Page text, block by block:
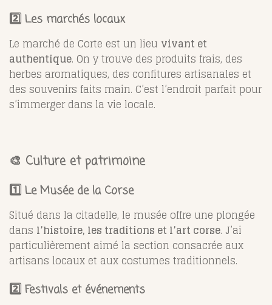
2️⃣ Les marchés locaux
Le marché de Corte est un lieu vivant et
authentique. On y trouve des produits frais, des
herbes aromatiques, des confitures artisanales et
des souvenirs faits main. C’est l’endroit parfait pour
s’immerger dans la vie locale.
🎨 Culture et patrimoine
1️⃣ Le Musée de la Corse
Situé dans la citadelle, le musée offre une plongée
dans l’histoire, les traditions et l’art corse. J’ai
particulièrement aimé la section consacrée aux
artisans locaux et aux costumes traditionnels.
2️⃣ Festivals et événements